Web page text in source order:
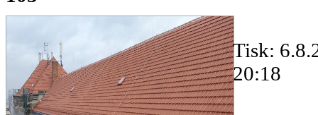
Tisk:
20:18